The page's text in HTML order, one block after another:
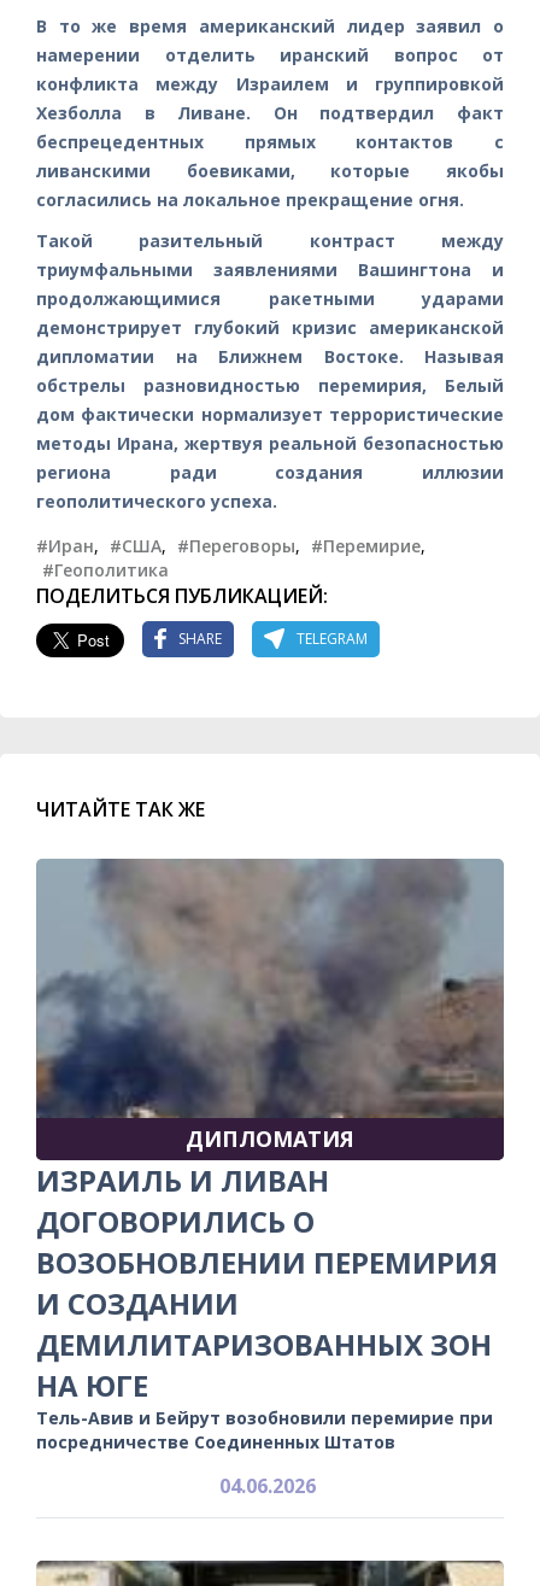
В то же время американский лидер заявил о
намерении отделить иранский вопрос от
конфликта между Израилем и группировкой
Хезболла в Ливане. Он подтвердил факт
беспрецедентных прямых контактов с
ливанскими боевиками, которые якобы
согласились на локальное прекращение огня.
Такой разительный контраст между
триумфальными заявлениями Вашингтона и
продолжающимися ракетными ударами
демонстрирует глубокий кризис американской
дипломатии на Ближнем Востоке. Называя
обстрелы разновидностью перемирия, Белый
дом фактически нормализует террористические
методы Ирана, жертвуя реальной безопасностью
региона ради создания иллюзии
геополитического успеха.
#Иран, #США, #Переговоры, #Перемирие,
#Геополитика
ПОДЕЛИТЬСЯ ПУБЛИКАЦИЕЙ:
SHARE TELEGRAM
ЧИТАЙТЕ ТАК ЖЕ
ДИПЛОМАТИЯ
ИЗРАИЛЬ И ЛИВАН
ДОГОВОРИЛИСЬ О
ВОЗОБНОВЛЕНИИ ПЕРЕМИРИЯ
И СОЗДАНИИ
ДЕМИЛИТАРИЗОВАННЫХ ЗОН
НА ЮГЕ
Тель-Авив и Бейрут возобновили перемирие при
посредничестве Соединенных Штатов
04.06.2026